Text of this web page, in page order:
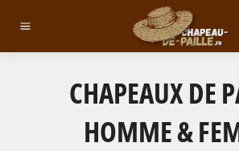
CHAPEAUX DE
HOMME &